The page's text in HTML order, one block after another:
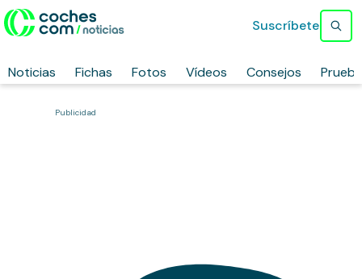
Noticias Fichas Fotos Vídeos Consejos
Suscríbete
Publicidad